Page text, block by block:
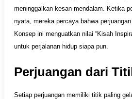
meninggalkan kesan mendalam. Ketika
nyata, mereka percaya bahwa
Konsep ini menguatkan nilai “Kisah
untuk perjalanan hidup siapa pun.
Perjuangan dari
Setiap perjuangan memiliki titik paling